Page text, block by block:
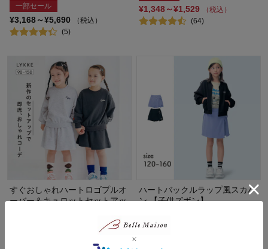
一部セール
¥3,168～¥5,690
（税込）
(5)
¥1,348～¥1,529
（税込）
(64)
すぐおしゃれハートロゴプルオ
ーバー＆キュロットセットアッ
ハートバックルラップ風スカパ
ン 【子供ズボン】